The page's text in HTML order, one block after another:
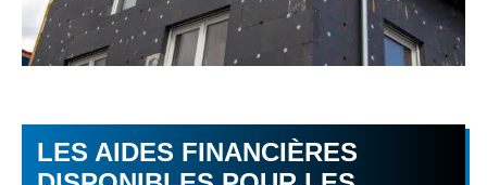
LES AIDES FINANCIÈRES